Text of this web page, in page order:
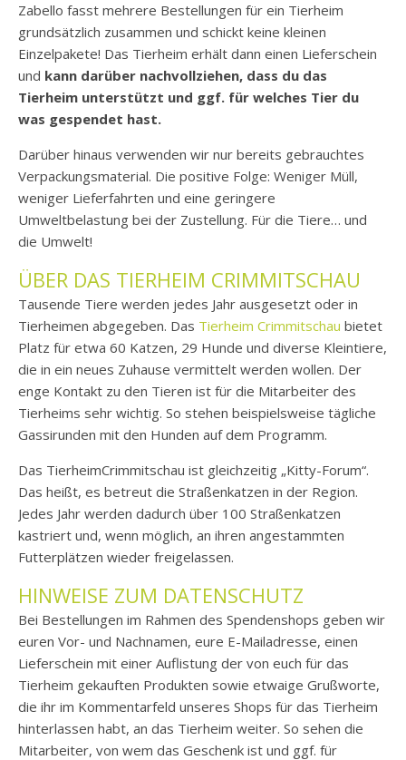
Zabello fasst mehrere Bestellungen für ein Tierheim
grundsätzlich zusammen und schickt keine kleinen
Einzelpakete! Das Tierheim erhält dann einen Lieferschein
und kann darüber nachvollziehen, dass du das
Tierheim unterstützt und ggf. für welches Tier du
was gespendet hast.
Darüber hinaus verwenden wir nur bereits gebrauchtes
Verpackungsmaterial. Die positive Folge: Weniger Müll,
weniger Lieferfahrten und eine geringere
Umweltbelastung bei der Zustellung. Für die Tiere… und
die Umwelt!
ÜBER DAS TIERHEIM CRIMMITSCHAU
Tausende Tiere werden jedes Jahr ausgesetzt oder in
Tierheimen abgegeben. Das Tierheim Crimmitschau bietet
Platz für etwa 60 Katzen, 29 Hunde und diverse Kleintiere,
die in ein neues Zuhause vermittelt werden wollen. Der
enge Kontakt zu den Tieren ist für die Mitarbeiter des
Tierheims sehr wichtig. So stehen beispielsweise tägliche
Gassirunden mit den Hunden auf dem Programm.
Das TierheimCrimmitschau ist gleichzeitig „Kitty-Forum“.
Das heißt, es betreut die Straßenkatzen in der Region.
Jedes Jahr werden dadurch über 100 Straßenkatzen
kastriert und, wenn möglich, an ihren angestammten
Futterplätzen wieder freigelassen.
HINWEISE ZUM DATENSCHUTZ
Bei Bestellungen im Rahmen des Spendenshops geben wir
euren Vor- und Nachnamen, eure E-Mailadresse, einen
Lieferschein mit einer Auflistung der von euch für das
Tierheim gekauften Produkten sowie etwaige Grußworte,
die ihr im Kommentarfeld unseres Shops für das Tierheim
hinterlassen habt, an das Tierheim weiter. So sehen die
Mitarbeiter, von wem das Geschenk ist und ggf. für